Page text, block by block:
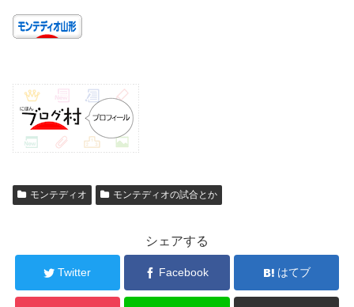
モンテディオ モンテディオの試合とか
シェアする
Twitter Facebook はてブ